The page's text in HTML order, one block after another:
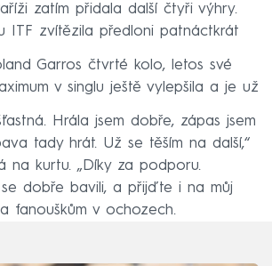
zatím přidala další čtyři výhry.
ITF zvítězila předloni patnáctkrát
Garros čtvrté kolo, letos své
v singlu ještě vylepšila a je už
Hrála jsem dobře, zápas jsem
tady hrát. Už se těším na další,“
na kurtu. „Díky za podporu.
dobře bavili, a přijďte i na můj
fanouškům v ochozech.